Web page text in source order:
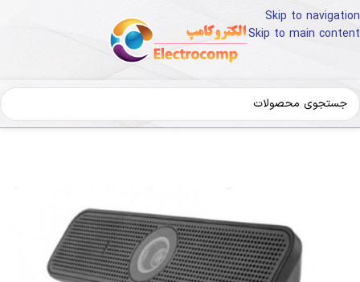
Skip to navigation
Skip to main content
دیجیتال لوازم جانبی کامپیوتر وب-کم-ویدیوکنفرانس